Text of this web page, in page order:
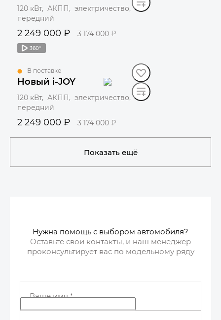
120 кВт, АКПП, электричество,
передний
2 249 000 ₽ 3 174 000 ₽
360°
В поставке
Новый i-JOY
120 кВт, АКПП, электричество,
передний
2 249 000 ₽ 3 174 000 ₽
Показать ещё
Нужна помощь с выбором автомобиля?
Оставьте свои контакты, и наш менеджер
проконсультирует вас по модельному ряду
Ваше имя*